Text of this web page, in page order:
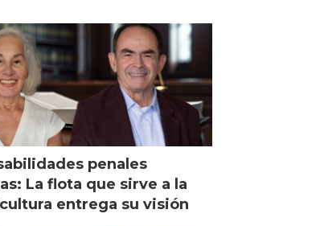
penales
La flota que sirve a la
entrega su visión